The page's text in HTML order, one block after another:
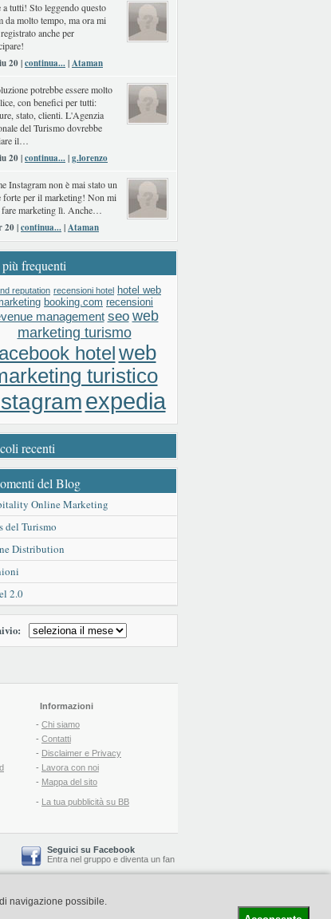
a tutti! Sto leggendo questo
da molto tempo, ma ora mi
anche per
20 |continua...|Ataman
potrebbe essere molto
con benefici per tutti:
stato, clienti. L'Agenzia
del Turismo dovrebbe
il…
20 |continua...|g.lorenzo
Instagram non è mai stato un
forte per il marketing! Non mi
fare marketing lì. Anche…
20 |continua...|Ataman
frequenti
reputation recensioni hotel hotel web
booking.com recensioni
management seo web
marketing turismo
hotelweb
turistico
expedia
recenti
del Blog
Online Marketing
del Turismo
Distribution
2.0
Informazioni
- Chi siamo
- Contatti
- Disclaimer e Privacy
- Lavora con noi
- Mappa del sito
- La tua pubblicità su BB
Seguici su Facebook
Entra nel gruppo e diventa un fan
Blog™ -Il blog del Web Marketing Turistico
navigazione possibile.